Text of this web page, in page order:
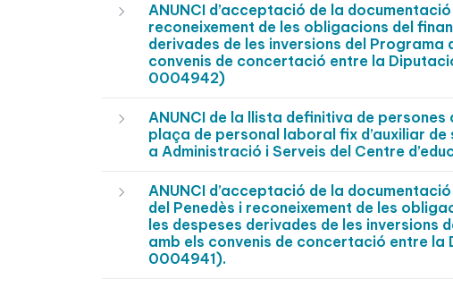
ANUNCI d’acceptació de la
reconeixement de les obligacions del
derivades de les inversions del
convenis de concertació entre la
0004942)
ANUNCI de la llista definitiva de
plaça de personal laboral fix d’auxiliar
a Administració i Serveis del Centre
ANUNCI d’acceptació de la
del Penedès i reconeixement de les
les despeses derivades de les
amb els convenis de concertació entre
0004941).